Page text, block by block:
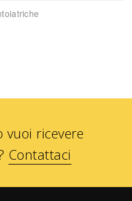
vuoi ricevere
Contattaci